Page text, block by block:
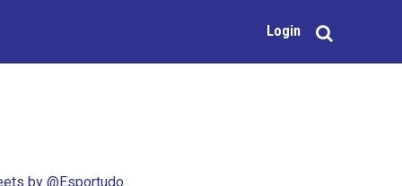
Login
by @Esportudo